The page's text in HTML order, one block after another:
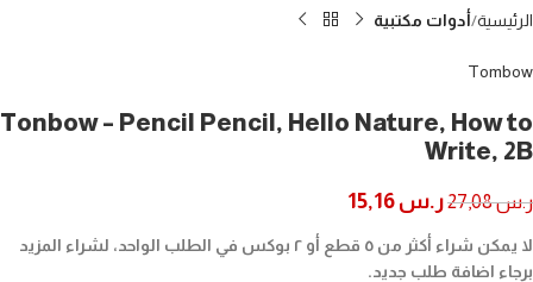
الرئيسية أدوات مكتبية
Tombow
Tonbow – Pencil Pencil, Hello Nature, How to
Write, 2B
ر.س27,08 ر.س
لا يمكن شراء أكثر من ٥ قطع أو ٢ بوكس في الطلب الواحد، لشراء المزيد
برجاء اضافة طلب جديد.